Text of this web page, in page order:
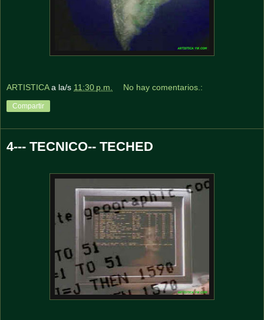
ARTISTICA a la/s 11:30 p.m. No hay comentarios.:
Compartir
4--- TECNICO-- TECHED